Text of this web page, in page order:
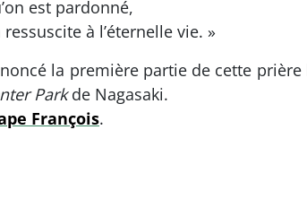
est pardonné,
à l’éternelle vie. »
la première partie de cette
Parkde Nagasaki.
François.